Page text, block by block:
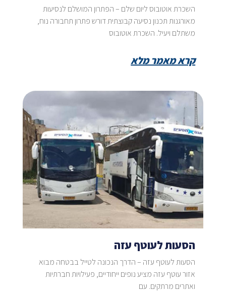
השכרת אוטובוס ליום שלם – הפתרון המושלם לנסיעות
מאורגנות תכנון נסיעה קבוצתית דורש פתרון תחבורה נוח,
משתלם ויעיל. השכרת אוטובוס
קרא מאמר מלא
הסעות לעוטף עזה
הסעות לעוטף עזה – הדרך הנכונה לטייל בבטחה מבוא
אזור עוטף עזה מציע נופים ייחודיים, פעילויות חברתיות
ואתרים מרתקים. עם